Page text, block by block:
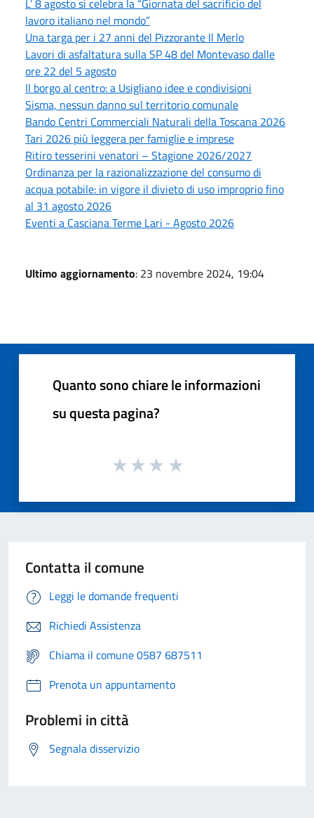
lavoro italiano nel mondo”
Una targa per i 27 anni del Pizzorante Il Merlo
Lavori di asfaltatura sulla SP 48 del Montevaso dalle
ore 22 del 5 agosto
Il borgo al centro: a Usigliano idee e condivisioni
Sisma, nessun danno sul territorio comunale
Bando Centri Commerciali Naturali della Toscana 2026
Tari 2026 più leggera per famiglie e imprese
Ritiro tesserini venatori – Stagione 2026/2027
Ordinanza per la razionalizzazione del consumo di
acqua potabile: in vigore il divieto di uso improprio fino
al 31 agosto 2026
Eventi a Casciana Terme Lari - Agosto 2026
Ultimo aggiornamento: 23 novembre 2024, 19:04
Quanto sono chiare le informazioni
su questa pagina?
Contatta il comune
Leggi le domande frequenti
Richiedi Assistenza
Chiama il comune 0587 687511
Prenota un appuntamento
Problemi in città
Segnala disservizio